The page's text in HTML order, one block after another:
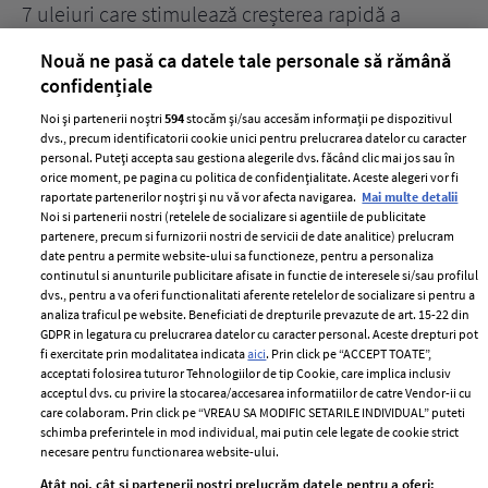
7 uleiuri care stimulează creșterea rapidă a
ELLE Style Awards
2024
Despre ELLE
Romania
Contact
Abonamente
Termeni si conditii
Politica de
confidențialitate
Politica de cookies
Publicitate
Nouă ne pasă ca datele tale personale să rămână
confidențiale
Noi și partenerii noștri594stocăm și/sau accesăm informații pe dispozitivul
dvs., precum identificatorii cookie unici pentru prelucrarea datelor cu caracter
personal. Puteți accepta sau gestiona alegerile dvs. făcând clic mai jos sau în
orice moment, pe pagina cu politica de confidențialitate. Aceste alegeri vor fi
raportate partenerilor noștri și nu vă vor afecta navigarea. Mai multe detalii
Noi si partenerii nostri (retelele de socializare si agentiile de publicitate
partenere, precum si furnizorii nostri de servicii de date analitice) prelucram
date pentru a permite website-ului sa functioneze, pentru a personaliza
continutul si anunturile publicitare afisate in functie de interesele si/sau profilul
dvs., pentru a va oferi functionalitati aferente retelelor de socializare si pentru a
analiza traficul pe website. Beneficiati de drepturile prevazute de art. 15-22 din
GDPR in legatura cu prelucrarea datelor cu caracter personal. Aceste drepturi pot
fi exercitate prin modalitatea indicataaici. Prin click pe “ACCEPT TOATE”,
acceptati folosirea tuturor Tehnologiilor de tip Cookie, care implica inclusiv
acceptul dvs. cu privire la stocarea/accesarea informatiilor de catre Vendor-ii cu
care colaboram. Prin click pe “VREAU SA MODIFIC SETARILE INDIVIDUAL” puteti
schimba preferintele in mod individual, mai putin cele legate de cookie strict
necesare pentru functionarea website-ului.